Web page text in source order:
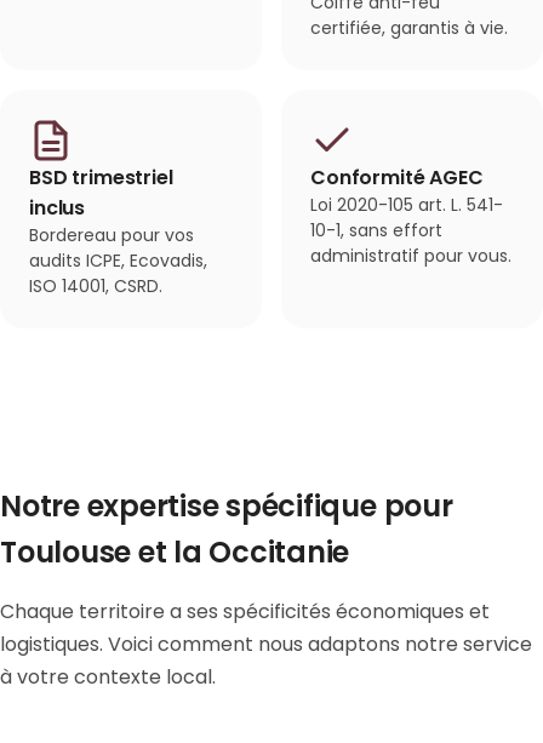
certifiée, garantis à vie.
BSD trimestriel
inclus
Bordereau pour vos
audits ICPE, Ecovadis,
ISO 14001, CSRD.
Conformité AGEC
Loi 2020-105 art. L. 541-
10-1, sans effort
administratif pour vous.
Notre expertise spécifique pour
Toulouse et la Occitanie
Chaque territoire a ses spécificités économiques et
logistiques. Voici comment nous adaptons notre service
à votre contexte local.